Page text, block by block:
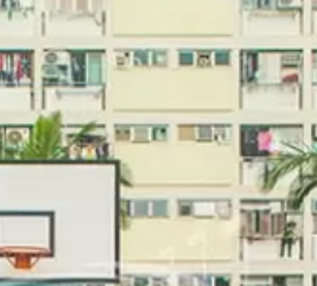
ziyaretçilerimize ve kullanıcılarımıza
üzerinden ziyaret ettiğiniz internet
küçük metin dosyalarıdır.
sırasında size
ve deneyiminizi iyileştirmek için
kolaylığına katkıda bulunabilir.
ayarlarından Çerezleri silebilir ya da
kullanımınızı etkileyebileceğini
değiştirmediğiniz sürece bu